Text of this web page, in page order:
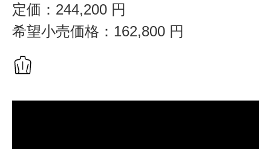
定価： 244,200 円
希望小売価格： 162,800 円